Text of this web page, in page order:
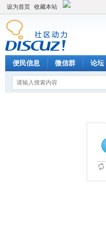
设为首页 收藏本站
便民信息 微信群 论坛